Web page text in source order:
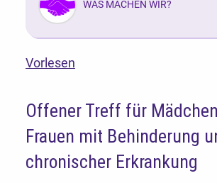
WAS MACHEN WIR?
Vorlesen
Offener Treff für
Frauen mit Behinderung
chronischer Erkrankung